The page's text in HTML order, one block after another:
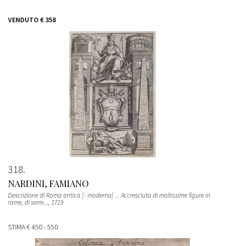
VENDUTO € 358
318
NARDINI, FAMIANO
Descrizione di Roma antica [- moderna] ... Accresciuta di moltissime figure in
rame, di varie..., 1719
STIMA€ 450 - 550